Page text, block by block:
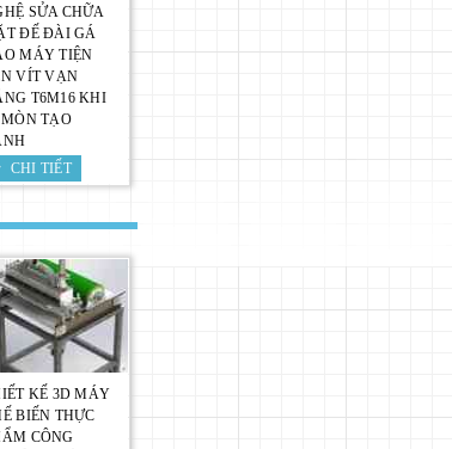
nghệ chế
SỬA CHỮA
ĐẾ ĐÀI GÁ
MÁY TIỆN
VÍT VẠN
T6M16 KHI
TẠO
CHI TIẾT
KẾ 3D MÁY
BIẾN THỰC
CÔNG